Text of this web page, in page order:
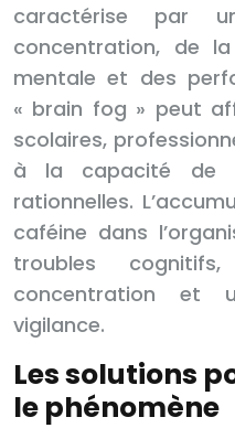
caractérise par
concentration, de
mentale et des
« brain fog » peut
scolaires,
à la capacité de
rationnelles.
caféine dans
troubles
concentration et
vigilance.
Les solutions
le phénomène